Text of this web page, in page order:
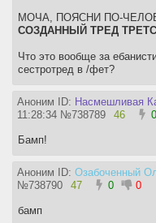
МОЧА, ПОЯСНИ ПО-
СОЗДАННЫЙ ТРЕД
Что это вообще за
сестротред в /фет?
Аноним ID: Насмешливая
11:28:34 №738789 46 0
Бамп!
Аноним ID: Озабоченный
№738790 47 0 0
бамп